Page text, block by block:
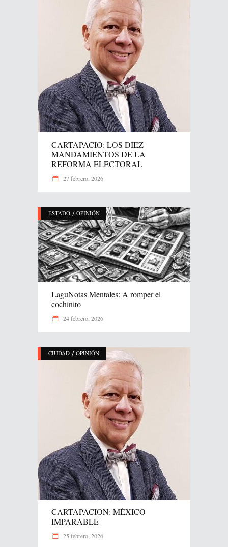
CARTAPACIO: LOS DIEZ
MANDAMIENTOS DE LA
REFORMA ELECTORAL
27 febrero, 2026
ESTADO / OPINIÓN
LaguNotas Mentales: A romper el
cochinito
24 febrero, 2026
CIUDAD / OPINIÓN
CARTAPACION: MÉXICO
IMPARABLE
25 febrero, 2026